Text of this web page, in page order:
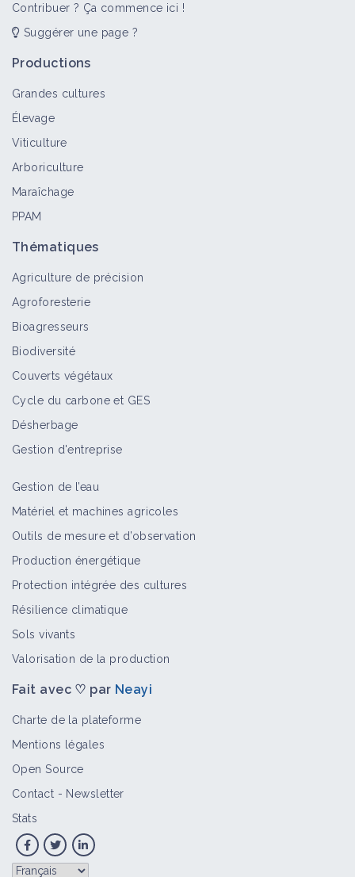
Contribuer ? Ça commence ici !
Suggérer une page ?
Productions
Grandes cultures
Élevage
Viticulture
Arboriculture
Maraîchage
PPAM
Thématiques
Agriculture de précision
Agroforesterie
Bioagresseurs
Biodiversité
Couverts végétaux
Cycle du carbone et GES
Désherbage
Gestion d'entreprise
Gestion de l’eau
Matériel et machines agricoles
Outils de mesure et d’observation
Production énergétique
Protection intégrée des cultures
Résilience climatique
Sols vivants
Valorisation de la production
Fait avec ♡ par Neayi
Charte de la plateforme
Mentions légales
Open Source
Contact - Newsletter
Stats